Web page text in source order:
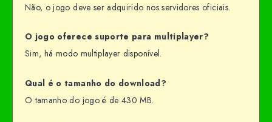
Não, o jogo deve ser adquirido nos servidores oficiais.
O jogo oferece suporte para multiplayer?
Sim, há modo multiplayer disponível.
Qual é o tamanho do download?
O tamanho do jogo é de 430 MB.